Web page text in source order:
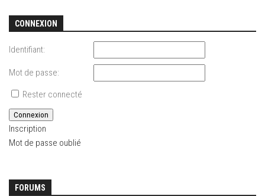
CONNEXION
Identifiant:
Mot de passe:
Rester connecté
Connexion
Inscription
Mot de passe oublié
FORUMS